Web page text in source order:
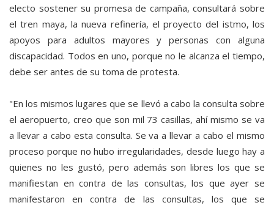
electo sostener su promesa de campaña, consultará sobre
el tren maya, la nueva refinería, el proyecto del istmo, los
apoyos para adultos mayores y personas con alguna
discapacidad. Todos en uno, porque no le alcanza el tiempo,
debe ser antes de su toma de protesta.
"En los mismos lugares que se llevó a cabo la consulta sobre
el aeropuerto, creo que son mil 73 casillas, ahí mismo se va
a llevar a cabo esta consulta. Se va a llevar a cabo el mismo
proceso porque no hubo irregularidades, desde luego hay a
quienes no les gustó, pero además son libres los que se
manifiestan en contra de las consultas, los que ayer se
manifestaron en contra de las consultas, los que se